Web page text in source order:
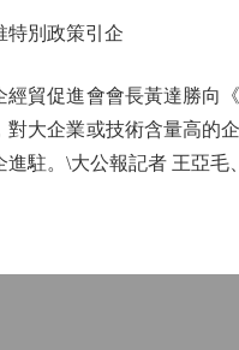
別政策引企
促進會會長黃達勝向《
對大企業或技術含量高的
進駐。\大公報記者 王亞毛